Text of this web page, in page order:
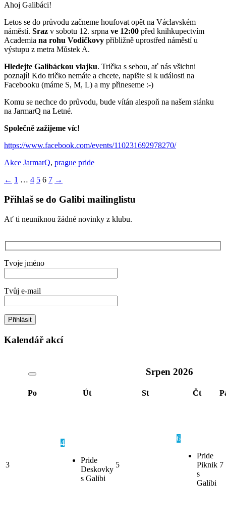
Ahoj Galibáci!
Letos se do průvodu začneme houfovat opět na Václavském
náměstí. Sraz v sobotu 12. srpna ve 12:00 před knihkupectvím
Academia na rohu Vodičkovy přibližně uprostřed náměstí u
výstupu z metra Můstek A.
Hledejte Galibáckou vlajku. Trička s sebou, ať nás všichni
poznají! Kdo tričko nemáte a chcete, napište si k události na
Facebooku (máme S, M, L) a my přineseme :-)
Komu se nechce do průvodu, bude vítán alespoň na našem stánku
na JarmarQ na Letné.
Společně zažijeme víc!
https://www.facebook.com/events/110231692978270/
Akce JarmarQ, prague pride
Stránkování
příspěvků
← 1 … 4 5 6 7 →
Přihlaš se do Galibi mailinglistu
Ať ti neuniknou žádné novinky z klubu.
Tvoje jméno
Tvůj e-mail
Kalendář akcí
Srpen 2026
Po Út St Čt
3
4
Pride
Deskovky
s Galibi
5
6
Pride
Piknik
s
Galibi
7